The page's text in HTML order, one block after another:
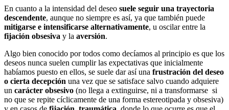
En cuanto a la intensidad del deseo suele seguir una trayectoria
descendente, aunque no siempre es así, ya que también puede
mitigarse e intensificarse alternativamente, u oscilar entre la
fijación obsesiva y la aversión.
Algo bien conocido por todos como decíamos al principio es que los
deseos nunca suelen cumplir las expectativas que inicialmente
habíamos puesto en ellos, se suele dar así una frustración del deseo
o cierta decepción una vez que se satisface salvo cuando adquiere
un carácter obsesivo (no llega a extinguirse, ni a transformarse si
no que se repite cíclicamente de una forma estereotipada y obsesiva)